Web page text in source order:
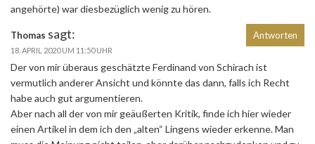
angehörte) war diesbezüglich wenig zu hören.
Thomas sagt:
18. APRIL 2020 UM 11:50 UHR
Der von mir überaus geschätzte Ferdinand von Schirach ist
vermutlich anderer Ansicht und könnte das dann, falls ich Recht
habe auch gut argumentieren.
Aber nach all der von mir geäußerten Kritik, finde ich hier wieder
einen Artikel in dem ich den „alten“ Lingens wieder erkenne. Man
Antworten